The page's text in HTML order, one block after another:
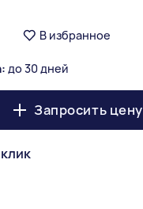
В избранное
до 30 дней
Запросить цену